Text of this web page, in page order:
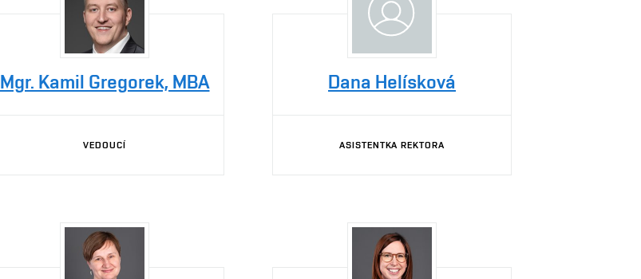
Mgr. Kamil Gregorek, MBA
VEDOUCÍ
Dana Helísková
ASISTENTKA REKTORA